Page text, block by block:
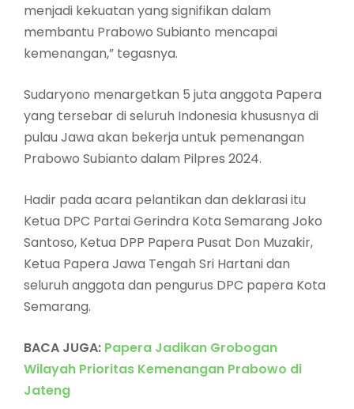
menjadi kekuatan yang signifikan dalam
membantu Prabowo Subianto mencapai
kemenangan,” tegasnya.
Sudaryono menargetkan 5 juta anggota Papera
yang tersebar di seluruh Indonesia khususnya di
pulau Jawa akan bekerja untuk pemenangan
Prabowo Subianto dalam Pilpres 2024.
Hadir pada acara pelantikan dan deklarasi itu
Ketua DPC Partai Gerindra Kota Semarang Joko
Santoso, Ketua DPP Papera Pusat Don Muzakir,
Ketua Papera Jawa Tengah Sri Hartani dan
seluruh anggota dan pengurus DPC papera Kota
Semarang.
BACA JUGA: Papera Jadikan Grobogan
Wilayah Prioritas Kemenangan Prabowo di
Jateng